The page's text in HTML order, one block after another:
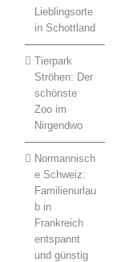
Lieblingsorte
in Schottland
Tierpark
Ströhen: Der
schönste
Zoo im
Nirgendwo
Normannisch
e Schweiz:
Familienurlau
b in
Frankreich
entspannt
und günstig